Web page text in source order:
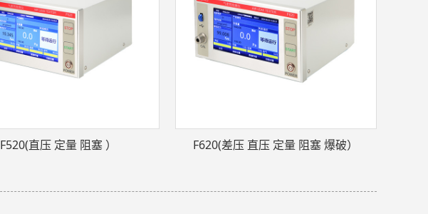
F520(直压 定量 阻塞 ） F620(差压 直压 定量 阻塞 爆破）